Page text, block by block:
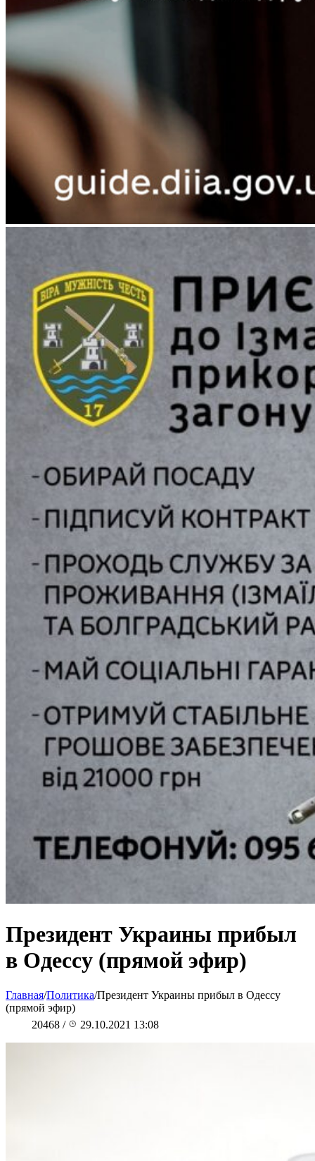
Президент Украины прибыл
в Одессу (прямой эфир)
Главная/Политика/Президент Украины прибыл в Одессу
(прямой эфир)
20468 / 29.10.2021 13:08